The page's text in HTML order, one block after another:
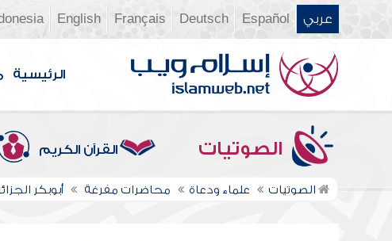
عربي Español
Deutsch
Français
English
الرئيسية
الصوتيات القرآن الكريم
الصوتيات علماء ودعاة محاضرات مفرغة أبوبكر